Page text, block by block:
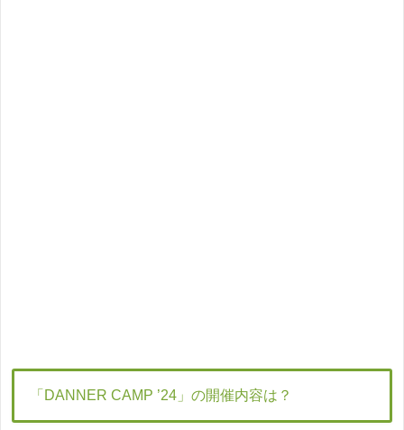
「DANNER CAMP ’24」の開催内容は？